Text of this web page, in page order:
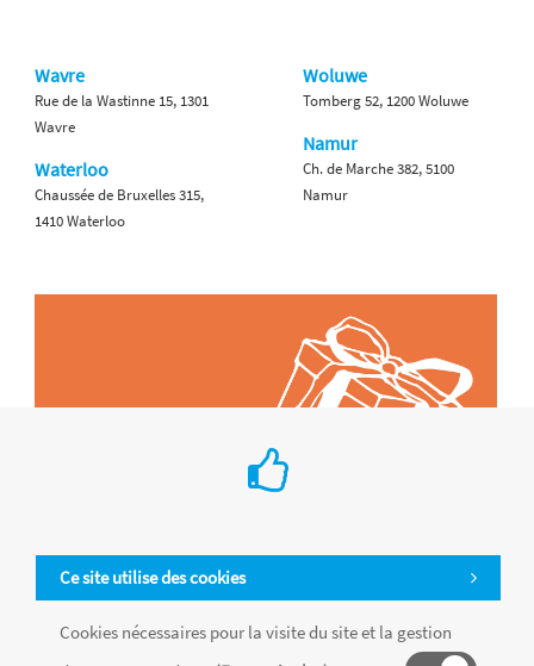
Ce site utilise des cookies
Cookies nécessaires pour la visite du site et la gestion
Wavre
Rue de la Wastinne 15, 1301
Wavre
Waterloo
Chaussée de Bruxelles 315,
1410 Waterloo
Woluwe
Tomberg 52, 1200 Woluwe
Namur
Ch. de Marche 382, 5100
Namur